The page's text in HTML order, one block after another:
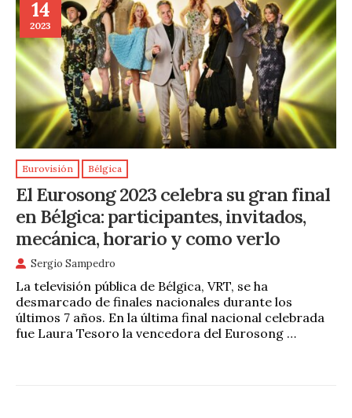
14
2023
Eurovisión Bélgica
El Eurosong 2023 celebra su gran final
en Bélgica: participantes, invitados,
mecánica, horario y como verlo
Sergio Sampedro
La televisión pública de Bélgica, VRT, se ha
desmarcado de finales nacionales durante los
últimos 7 años. En la última final nacional celebrada
fue Laura Tesoro la vencedora del Eurosong …